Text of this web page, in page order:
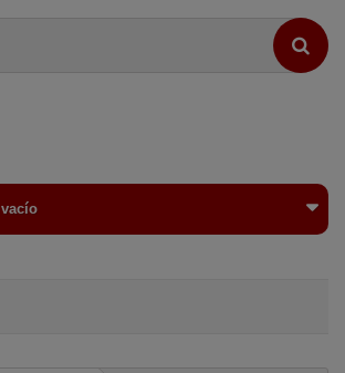
vacío